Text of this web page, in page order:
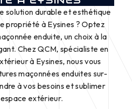
solution durable et esthétique
propriété à Eysines ? Optez
enduite, un choix à la
Chez QCM, spécialiste en
à Eysines, nous vous
maçonnées enduites sur-
à vos besoins et sublimer
extérieur.